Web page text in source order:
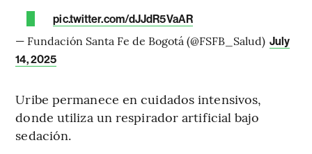
pic.twitter.com/dJJdR5VaAR
— Fundación Santa Fe de Bogotá (@FSFB_Salud) July
14, 2025
Uribe permanece en cuidados intensivos,
donde utiliza un respirador artificial bajo
sedación.